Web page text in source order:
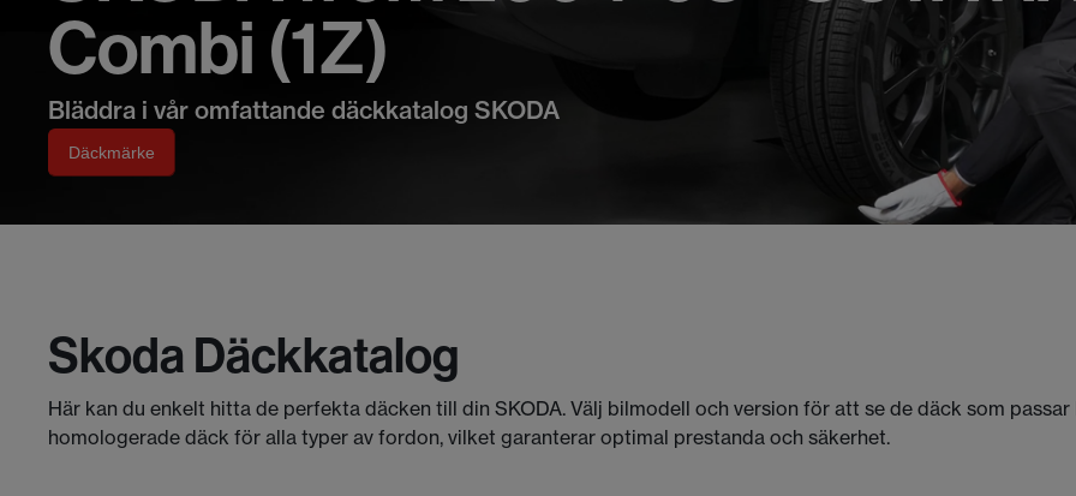
Combi (1Z)
Bläddra i vår omfattande däckkatalog SKODA
Däckmärke
Skoda Däckkatalog
Här kan du enkelt hitta de perfekta däcken till din SKODA. Välj bilmodell och version för att se de däck som
homologerade däck för alla typer av fordon, vilket garanterar optimal prestanda och säkerhet.